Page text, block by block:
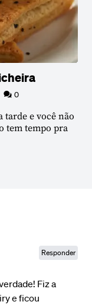
0
tarde e você não
tem tempo pra
Responder
Fiz a
e ficou